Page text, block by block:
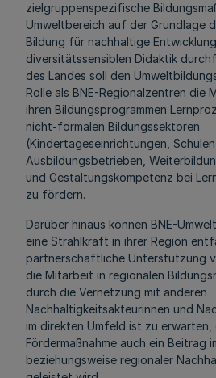
zielgruppenspezifische
Umweltbereich auf der Grundlage
Bildung für nachhaltige
diversitätssensiblen Didaktik
des Landes soll den
Rolle als BNE-Regionalzentren die
ihren Bildungsprogrammen
nicht-formalen Bildungssektoren
(Kindertageseinrichtungen,
Ausbildungsbetrieben,
und Gestaltungskompetenz bei
zu fördern.
Darüber hinaus können BNE-
eine Strahlkraft in ihrer Region
partnerschaftliche Unterstützung
die Mitarbeit in regionalen
durch die Vernetzung mit anderen
Nachhaltigkeitsakteurinnen und
im direkten Umfeld ist zu erwarten,
Fördermaßnahme auch ein Beitrag
beziehungsweise regionaler